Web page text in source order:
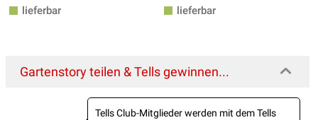
lieferbar
lieferbar
Gartenstory teilen & Tells gewinnen...
Tells Club-Mitglieder werden mit dem Tells